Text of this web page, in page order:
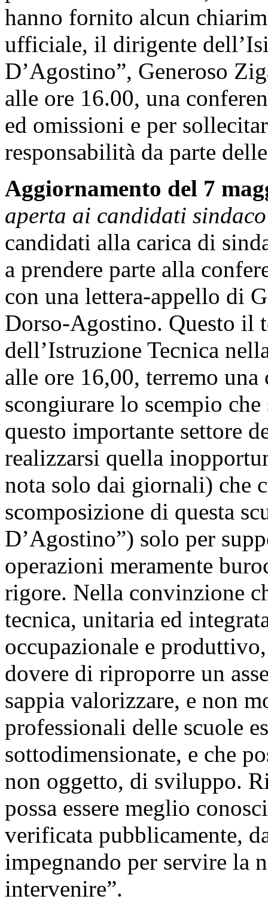
hanno fornito alcun
ufficiale, il dirigente
D’Agostino”, Generoso
alle ore 16.00, una
ed omissioni e per
responsabilità da parte
Aggiornamento del 7
aperta ai candidati
candidati alla carica di
a prendere parte alla
con una lettera-appello di
Dorso-Agostino. Questo il
dell’Istruzione Tecnica
alle ore 16,00, terremo una
scongiurare lo scempio
questo importante settore
realizzarsi quella
nota solo dai giornali) che
scomposizione di questa
D’Agostino”) solo per
operazioni meramente
rigore. Nella convinzione
tecnica, unitaria ed
occupazionale e
dovere di riproporre un
sappia valorizzare, e non
professionali delle scuole
sottodimensionate, e che
non oggetto, di sviluppo.
possa essere meglio
verificata pubblicamente,
impegnando per servire la
intervenire”.